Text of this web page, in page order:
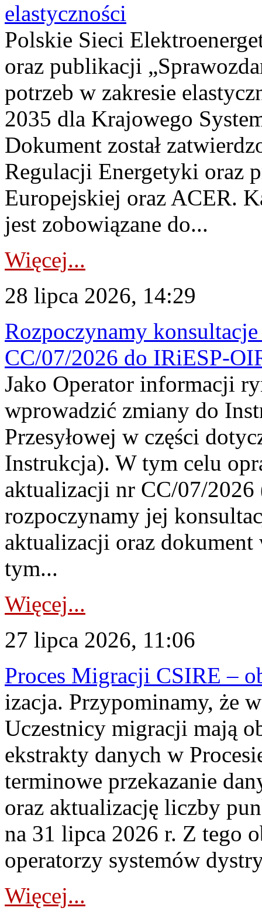
elastyczności
Polskie Sieci
oraz publikacji
potrzeb w zakresie
2035 dla Krajowego
Dokument został
Regulacji Energetyki oraz
Europejskiej oraz ACER.
jest zobowiązane do...
Więcej...
28 lipca 2026, 14:29
Rozpoczynamy
CC/07/2026 do IRiESP-
Jako Operator informacji
wprowadzić zmiany do
Przesyłowej w części
Instrukcja). W tym celu
aktualizacji nr CC/07/
rozpoczynamy jej
aktualizacji oraz
tym...
Więcej...
27 lipca 2026, 11:06
Proces Migracji CSIRE –
izacja. Przypominamy, że
Uczestnicy migracji mają
ekstrakty danych w
terminowe przekazanie
oraz aktualizację liczby
na 31 lipca 2026 r. Z tego
operatorzy systemów
Więcej...